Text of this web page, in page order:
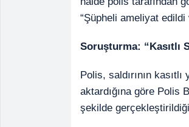
“Şüpheli ameliyat
Soruşturma: “Kasıtlı
Polis, saldırının
aktardığına göre Polis
şekilde